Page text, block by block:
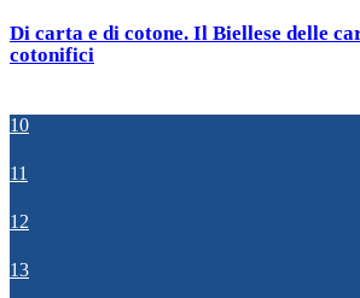
Di carta e di cotone. Il Biellese delle
cotonifici
10
11
12
13